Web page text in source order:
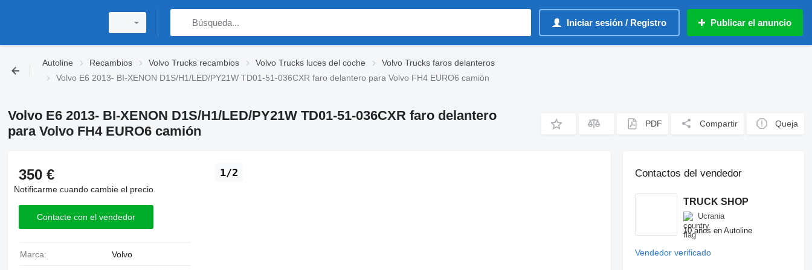
Iniciar sesión / Registro Publicar el anuncio
Autoline Recambios Volvo Trucks recambios Volvo Trucks luces del coche
Volvo Trucks faros delanteros
Volvo E6 2013- BI-XENON D1S/H1/LED/PY21W TD01-51-036CXR faro delantero para Volvo FH4 EURO6 camión
Volvo E6 2013- BI-XENON D1S/H1/LED/PY21W TD01-51-036CXR faro delantero
para Volvo FH4 EURO6 camión
PDF Compartir Queja
1/2
350 €
Notificarme cuando cambie el precio
Contacte con el vendedor
Marca: Volvo
Contactos del vendedor
TRUCK SHOP
Ucrania
10 años en Autoline
Vendedor verificado